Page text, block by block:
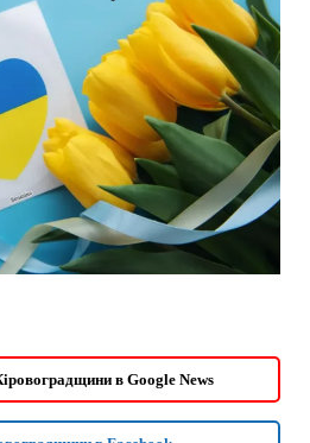
в Google News